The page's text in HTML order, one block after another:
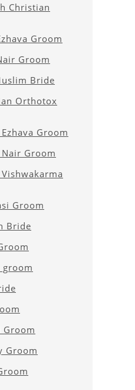
Christian
Groom
Groom
Bride
Orthotox
Groom
Groom
Groom
Bride
groom
Groom
Groom